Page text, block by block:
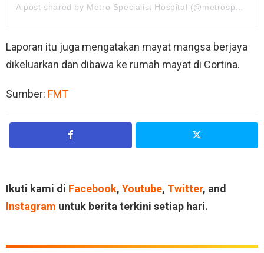
A post shared by Metro Specialist Hospital (@metrospecialisthospital)
Laporan itu juga mengatakan mayat mangsa berjaya
dikeluarkan dan dibawa ke rumah mayat di Cortina.
Sumber: FMT
Ikuti kami di Facebook, Youtube, Twitter, and
Instagram untuk berita terkini setiap hari.